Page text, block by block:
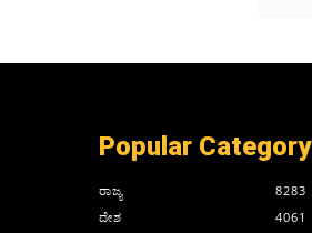
Popular Category
ರಾಜ್ಯ
8283
ದೇಶ
4061